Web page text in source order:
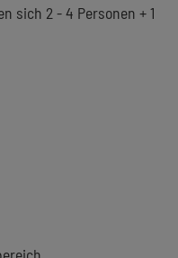
sich 2 - 4 Personen + 1